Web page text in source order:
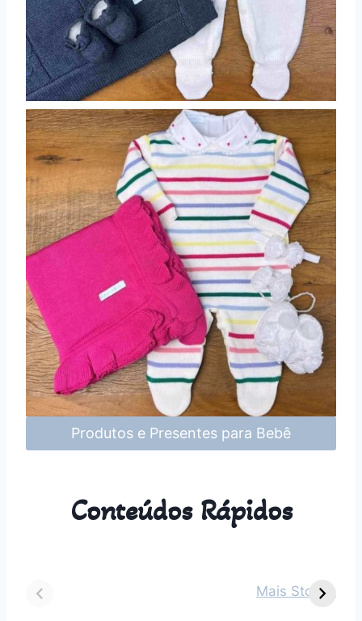
Produtos e Presentes para Bebê
Conteúdos Rápidos
Mais Stories
seu bebê de 2
sobre Parto